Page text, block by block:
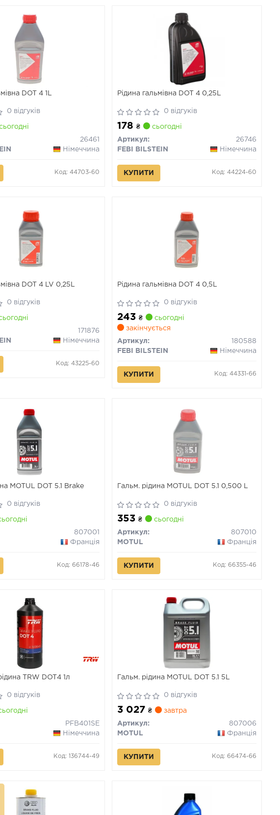
DOT 4 1L
0 відгуків
26461
Німеччина
Код: 44703-60
Рідина гальмівна DOT 4 0,25L
0 відгуків
178₴ сьогодні
Артикул:
26746
FEBI BILSTEIN
Німеччина
КУПИТИ Код: 44224-60
DOT 4 LV 0,25L
0 відгуків
171876
Німеччина
Код: 43225-60
Рідина гальмівна DOT 4 0,5L
0 відгуків
243₴
сьогодні
закінчується
Артикул:
180588
FEBI BILSTEIN
Німеччина
КУПИТИ Код: 44331-66
MOTUL DOT 5.1 Brake
0 відгуків
807001
Франція
Код: 66178-46
Гальм. рідина MOTUL DOT 5.1 0,500 L
0 відгуків
353₴ сьогодні
Артикул:
807010
MOTUL
Франція
КУПИТИ Код: 66355-46
TRW DOT4 1л
0 відгуків
PFB401SE
Німеччина
Код: 136744-49
Гальм. рідина MOTUL DOT 5.1 5L
0 відгуків
3 027₴ завтра
Артикул:
807006
MOTUL
Франція
КУПИТИ Код: 66474-66